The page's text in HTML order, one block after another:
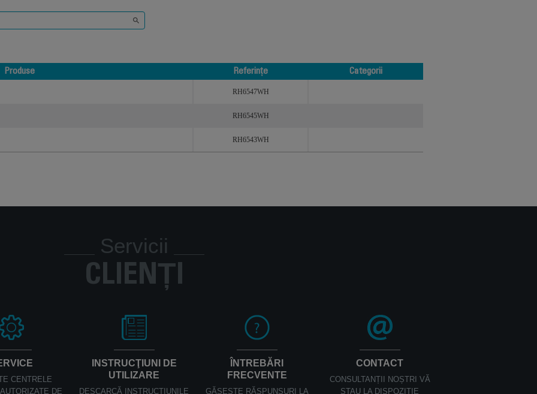
Produse Referințe
Categorii
RH6547WH
RH6545WH
RH6543WH
Servicii
CLIENȚI
CENTRELE
DE
INSTRUCŢIUNI DE
UTILIZARE
DESCARCĂ INSTRUCŢIUNILE
ÎNTREBĂRI
FRECVENTE
GĂSEŞTE RĂSPUNSURI LA
CONTACT
CONSULTANȚII NOȘTRI VĂ
STAU LA DISPOZIȚIE